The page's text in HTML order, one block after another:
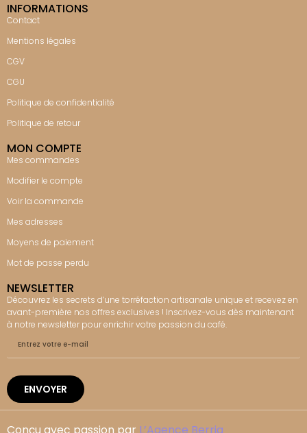
INFORMATIONS
Contact
Mentions légales
CGV
CGU
Politique de confidentialité
Politique de retour
MON COMPTE
Mes commandes
Modifier le compte
Voir la commande
Mes adresses
Moyens de paiement
Mot de passe perdu
NEWSLETTER
Découvrez les secrets d’une torréfaction artisanale unique et recevez en
avant-première nos offres exclusives ! Inscrivez-vous dès maintenant
à notre newsletter pour enrichir votre passion du café.
ENVOYER